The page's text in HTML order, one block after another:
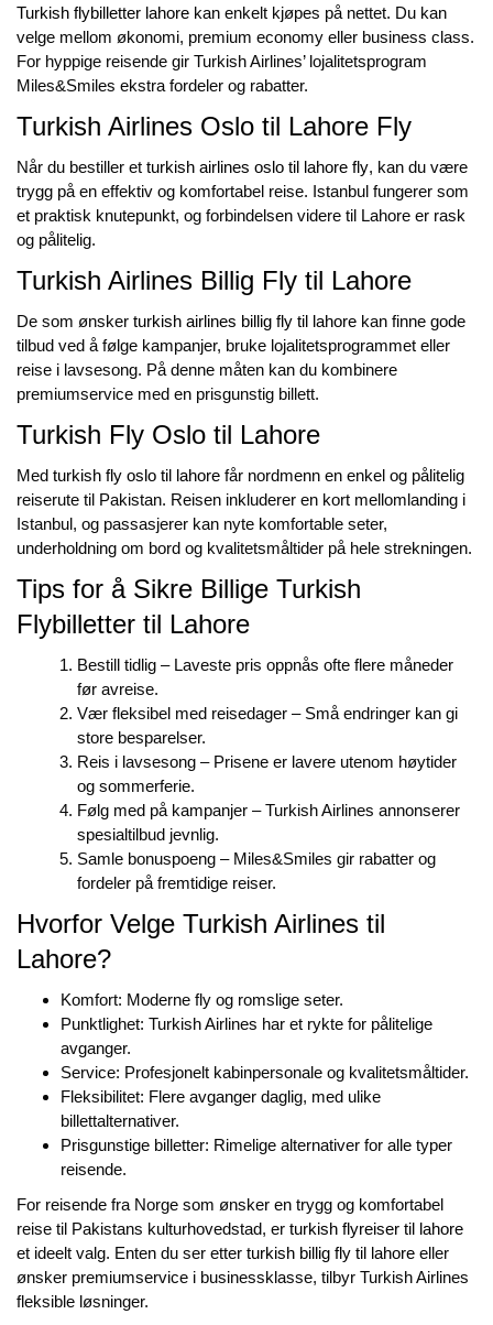
Turkish flybilletter lahore kan enkelt kjøpes på nettet. Du kan
velge mellom økonomi, premium economy eller business class.
For hyppige reisende gir Turkish Airlines’ lojalitetsprogram
Miles&Smiles ekstra fordeler og rabatter.
Turkish Airlines Oslo til Lahore Fly
Når du bestiller et turkish airlines oslo til lahore fly, kan du være
trygg på en effektiv og komfortabel reise. Istanbul fungerer som
et praktisk knutepunkt, og forbindelsen videre til Lahore er rask
og pålitelig.
Turkish Airlines Billig Fly til Lahore
De som ønsker turkish airlines billig fly til lahore kan finne gode
tilbud ved å følge kampanjer, bruke lojalitetsprogrammet eller
reise i lavsesong. På denne måten kan du kombinere
premiumservice med en prisgunstig billett.
Turkish Fly Oslo til Lahore
Med turkish fly oslo til lahore får nordmenn en enkel og pålitelig
reiserute til Pakistan. Reisen inkluderer en kort mellomlanding i
Istanbul, og passasjerer kan nyte komfortable seter,
underholdning om bord og kvalitetsmåltider på hele strekningen.
Tips for å Sikre Billige Turkish
Flybilletter til Lahore
Bestill tidlig – Laveste pris oppnås ofte flere måneder
før avreise.
Vær fleksibel med reisedager – Små endringer kan gi
store besparelser.
Reis i lavsesong – Prisene er lavere utenom høytider
og sommerferie.
Følg med på kampanjer – Turkish Airlines annonserer
spesialtilbud jevnlig.
Samle bonuspoeng – Miles&Smiles gir rabatter og
fordeler på fremtidige reiser.
Hvorfor Velge Turkish Airlines til
Lahore?
Komfort: Moderne fly og romslige seter.
Punktlighet: Turkish Airlines har et rykte for pålitelige
avganger.
Service: Profesjonelt kabinpersonale og kvalitetsmåltider.
Fleksibilitet: Flere avganger daglig, med ulike
billettalternativer.
Prisgunstige billetter: Rimelige alternativer for alle typer
reisende.
For reisende fra Norge som ønsker en trygg og komfortabel
reise til Pakistans kulturhovedstad, er turkish flyreiser til lahore
et ideelt valg. Enten du ser etter turkish billig fly til lahore eller
ønsker premiumservice i businessklasse, tilbyr Turkish Airlines
fleksible løsninger.